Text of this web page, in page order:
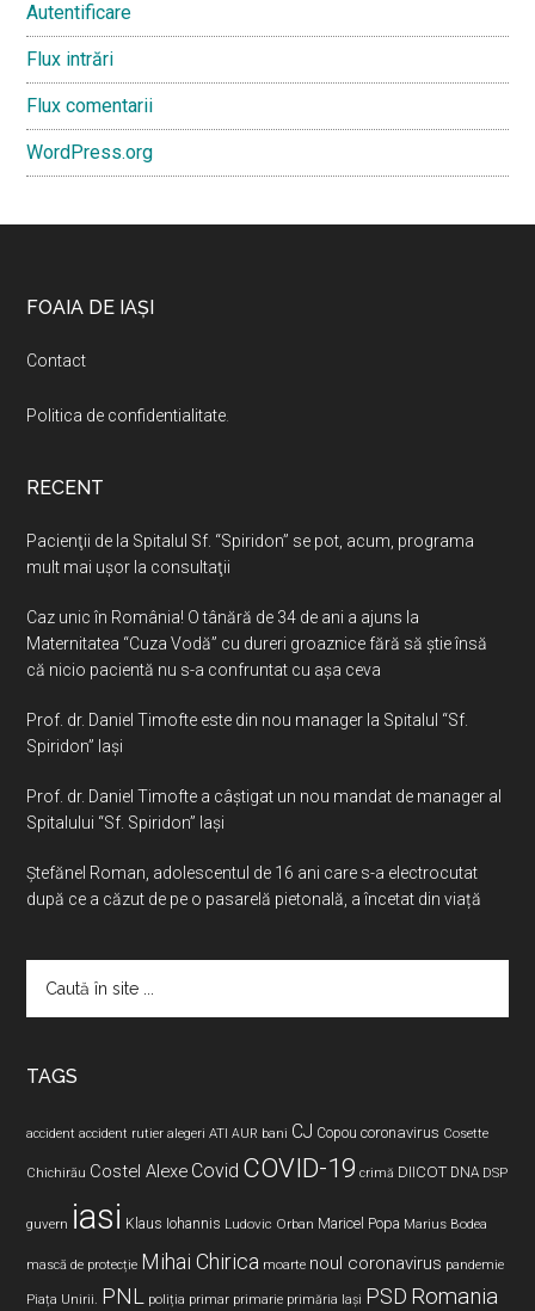
Autentificare
Flux intrări
Flux comentarii
WordPress.org
Footer
FOAIA DE IAȘI
Contact
Politica de confidentialitate.
RECENT
Pacienţii de la Spitalul Sf. “Spiridon” se pot, acum, programa
mult mai uşor la consultaţii
Caz unic în România! O tânără de 34 de ani a ajuns la
Maternitatea “Cuza Vodă” cu dureri groaznice fără să ştie însă
că nicio pacientă nu s-a confruntat cu așa ceva
Prof. dr. Daniel Timofte este din nou manager la Spitalul “Sf.
Spiridon” Iaşi
Prof. dr. Daniel Timofte a câștigat un nou mandat de manager al
Spitalului “Sf. Spiridon” Iași
Ştefănel Roman, adolescentul de 16 ani care s-a electrocutat
după ce a căzut de pe o pasarelă pietonală, a încetat din viață
TAGS
accident accident rutier alegeri ATI AUR bani CJ Copou coronavirus Cosette
Chichirău Costel Alexe Covid COVID-19 crimă DIICOT DNA DSP
guvern iasi Klaus Iohannis Ludovic Orban Maricel Popa Marius Bodea
mască de protecție Mihai Chirica moarte noul coronavirus pandemie
Piața Unirii. PNL poliția primar primarie primăria Iași PSD Romania